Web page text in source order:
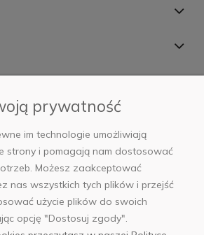
sklep@abfoto.pl
+48 797 971 275
prywatność
im technologie umożliwiają
strony i pomagają nam dostosować
Możesz zaakceptować
nas wszystkich tych plików i przejść
użycie plików do swoich
opcję "Dostosuj zgody".